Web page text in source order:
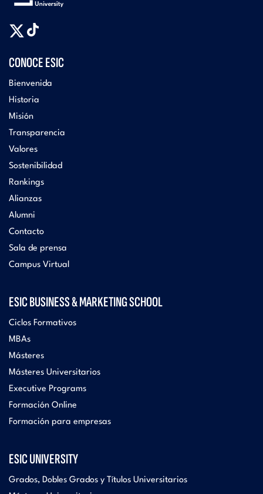
CONOCE ESIC
Bienvenida
Historia
Misión
Transparencia
Valores
Sostenibilidad
Rankings
Alianzas
Alumni
Contacto
Sala de prensa
Campus Virtual
ESIC BUSINESS & MARKETING SCHOOL
Ciclos Formativos
MBAs
Másteres
Másteres Universitarios
Executive Programs
Formación Online
Formación para empresas
ESIC UNIVERSITY
Grados, Dobles Grados y Títulos Universitarios